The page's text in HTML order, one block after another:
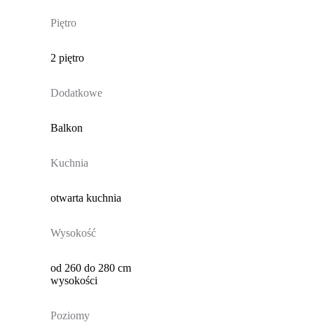
Piętro
2 piętro
Dodatkowe
Balkon
Kuchnia
otwarta kuchnia
Wysokość
od 260 do 280 cm
wysokości
Poziomy